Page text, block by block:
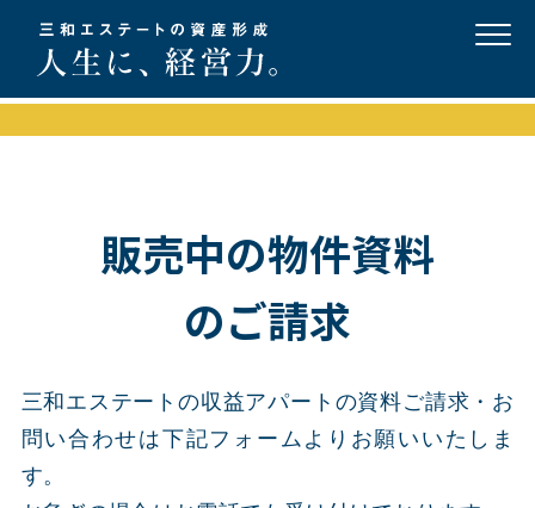
販売中の物件資料
のご請求
三和エステートの収益アパートの資料ご請求・お
問い合わせは下記フォームよりお願いいたしま
す。